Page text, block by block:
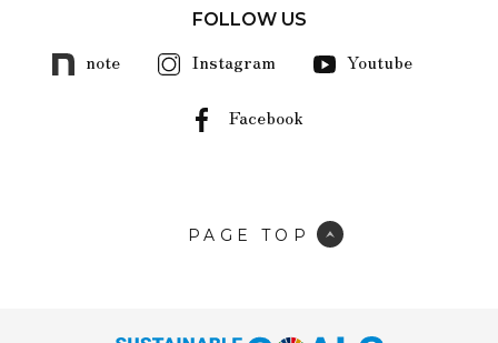
FOLLOW US
note Instagram Youtube
Facebook
PAGE TOP